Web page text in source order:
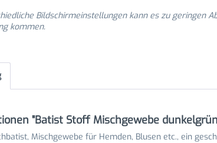
Bildschirmeinstellungen kann es zu geringen
kommen.
"Batist Stoff Mischgewebe
Mischgewebe für Hemden, Blusen etc., ein